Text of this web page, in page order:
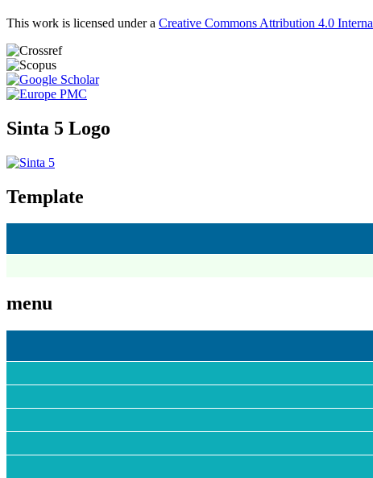
This work is licensed under a Creative Commons Attribution 4.0
Sinta 5 Logo
Template
menu